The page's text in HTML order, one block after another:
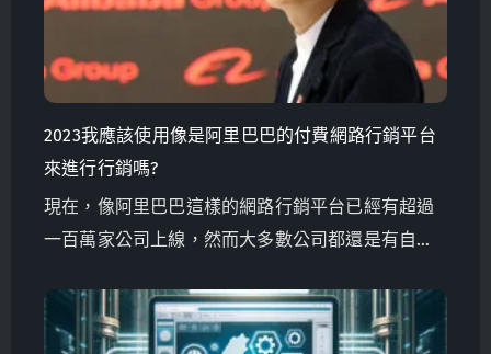
2023我應該使用像是阿里巴巴的付費網路行銷平台
來進行行銷嗎?
現在，像阿里巴巴這樣的網路行銷平台已經有超過
一百萬家公司上線，然而大多數公司都還是有自己